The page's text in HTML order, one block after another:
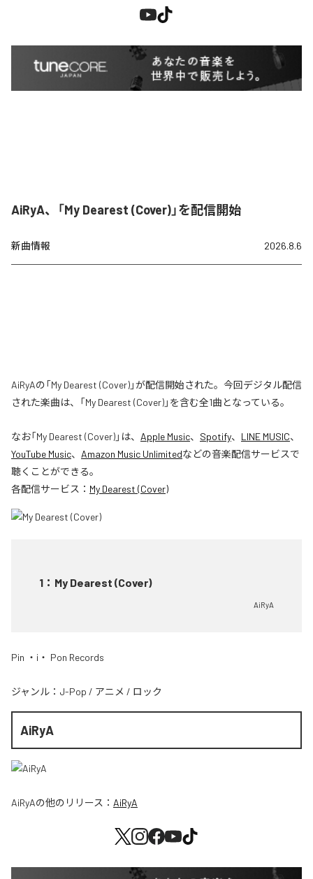
AiRyA、「My Dearest (Cover)」を配信開始
新曲情報 2026.8.6
AiRyAの「My Dearest (Cover)」が配信開始された。今回デジタル配信
された楽曲は、「My Dearest (Cover)」を含む全1曲となっている。
なお「My Dearest (Cover)」は、 Apple Music、 Spotify、 LINE MUSIC、
YouTube Music、 Amazon Music Unlimitedなどの音楽配信サービスで
聴くことができる。
各配信サービス： My Dearest (Cover)
1 ： My Dearest (Cover)
AiRyA
Pin ・i・ Pon Records
ジャンル： J-Pop / アニメ / ロック
AiRyA
AiRyAの他のリリース： AiRyA